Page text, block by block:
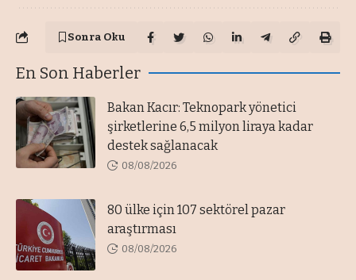
Sonra Oku
En Son Haberler
Bakan Kacır: Teknopark yönetici
şirketlerine 6,5 milyon liraya kadar
destek sağlanacak
08/08/2026
80 ülke için 107 sektörel pazar
araştırması
08/08/2026